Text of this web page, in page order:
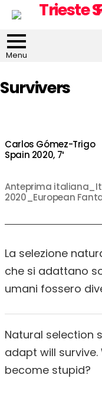
Menu
Survivers
Carlos Gómez-Trigo
Spain 2020, 7′
Anteprima
2020_European
La selezione
che si adattano
umani fossero
Natural selection
adapt will
become stupid?